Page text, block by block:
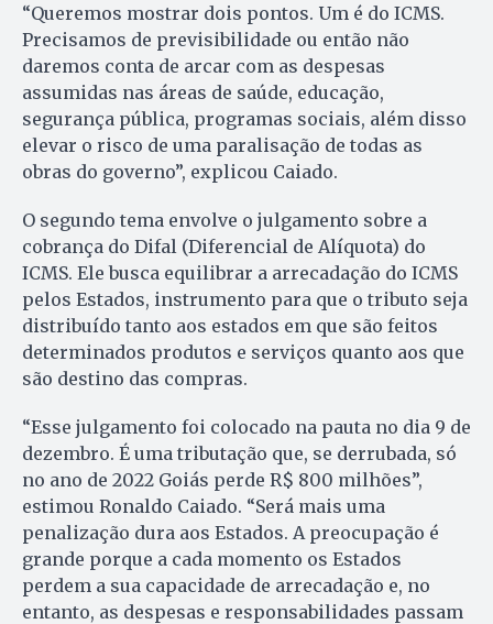
“Queremos mostrar dois pontos. Um é do ICMS.
Precisamos de previsibilidade ou então não
daremos conta de arcar com as despesas
assumidas nas áreas de saúde, educação,
segurança pública, programas sociais, além disso
elevar o risco de uma paralisação de todas as
obras do governo”, explicou Caiado.
O segundo tema envolve o julgamento sobre a
cobrança do Difal (Diferencial de Alíquota) do
ICMS. Ele busca equilibrar a arrecadação do ICMS
pelos Estados, instrumento para que o tributo seja
distribuído tanto aos estados em que são feitos
determinados produtos e serviços quanto aos que
são destino das compras.
“Esse julgamento foi colocado na pauta no dia 9 de
dezembro. É uma tributação que, se derrubada, só
no ano de 2022 Goiás perde R$ 800 milhões”,
estimou Ronaldo Caiado. “Será mais uma
penalização dura aos Estados. A preocupação é
grande porque a cada momento os Estados
perdem a sua capacidade de arrecadação e, no
entanto, as despesas e responsabilidades passam